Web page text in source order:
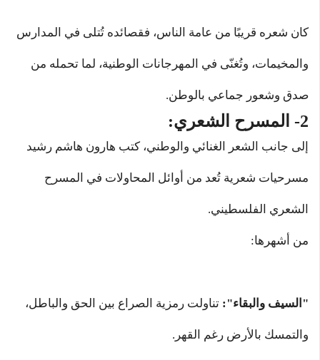
كان شعره قريبًا من عامة الناس، فقصائده تُتلى في المدارس
والمخيمات، وتُغنّى في المهرجانات الوطنية، لما تحمله من
صدق وشعور جماعي بالوطن.
2- المسرح الشعري:
إلى جانب الشعر الغنائي والوطني، كتب هارون هاشم رشيد
مسرحيات شعرية تُعد من أوائل المحاولات في المسرح
الشعري الفلسطيني.
من أشهرها:
"السيف والبقاء": تناولت رمزية الصراع بين الحق والباطل،
والتمسك بالأرض رغم القهر.